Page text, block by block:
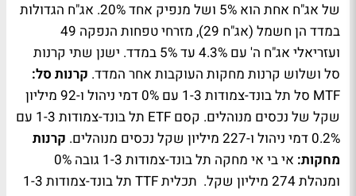
של אג"ח אחת הוא 5% ושל מנפיק אחד 20%. אג"ח הגדולות
במדד הן חשמל (אג"ח 29), מזרחי טפחות הנפקה 49
ועזריאלי אג"ח ה' עם 4.3% עד 5% במדד. ישנן שתי קרנות
סל ושלוש קרנות מחקות העוקבות אחר המדד. קרנות סל:
MTF סל תל בונד-צמודות 1-3 עם 0% דמי ניהול ו-92 מיליון
שקל של נכסים מנוהלים. קסם ETF תל בונד-צמודות 1-3 עם
0.2% דמי ניהול ו-227 מיליון שקל נכסים מנוהלים.
קרנות
מחקות:
אי בי אי מחקה תל בונד-צמודות 1-3 גובה 0%
ומנהלת 274 מיליון שקל. תכלית TTF תל בונד-צמודות 1-3